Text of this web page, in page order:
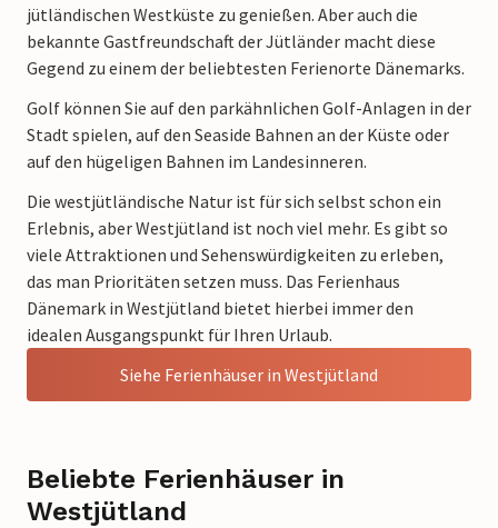
jütländischen Westküste zu genießen. Aber auch die
bekannte Gastfreundschaft der Jütländer macht diese
Gegend zu einem der beliebtesten Ferienorte Dänemarks.
Golf können Sie auf den parkähnlichen Golf-Anlagen in der
Stadt spielen, auf den Seaside Bahnen an der Küste oder
auf den hügeligen Bahnen im Landesinneren.
Die westjütländische Natur ist für sich selbst schon ein
Erlebnis, aber Westjütland ist noch viel mehr. Es gibt so
viele Attraktionen und Sehenswürdigkeiten zu erleben,
das man Prioritäten setzen muss. Das Ferienhaus
Dänemark in Westjütland bietet hierbei immer den
idealen Ausgangspunkt für Ihren Urlaub.
Siehe Ferienhäuser in Westjütland
Beliebte Ferienhäuser in
Westjütland